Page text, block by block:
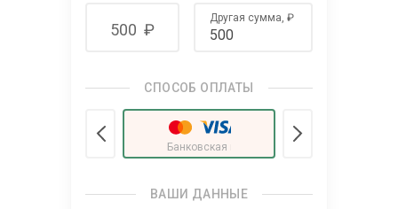
500 ₽
Другая сумма, ₽
СПОСОБ ОПЛАТЫ
Банковская карта
ВАШИ ДАННЫЕ